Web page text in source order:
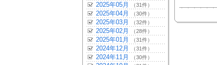
2025年05月 （31件）
2025年04月 （30件）
2025年03月 （32件）
2025年02月 （28件）
2025年01月 （31件）
2024年12月 （31件）
2024年11月 （30件）